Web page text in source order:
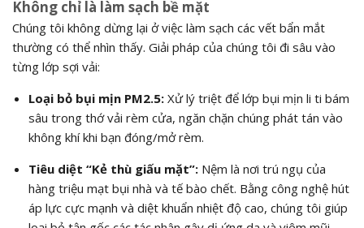
Không chỉ là làm sạch bề mặt
Chúng tôi không dừng lại ở việc làm sạch các vết bẩn mắt
thường có thể nhìn thấy. Giải pháp của chúng tôi đi sâu vào
từng lớp sợi vải:
Loại bỏ bụi mịn PM2.5:Xử lý triệt để lớp bụi mịn li ti bám
sâu trong thớ vải rèm cửa, ngăn chặn chúng phát tán vào
không khí khi bạn đóng/mở rèm.
Tiêu diệt “Kẻ thù giấu mặt”:Nệm là nơi trú ngụ của
hàng triệu mạt bụi nhà và tế bào chết. Bằng công nghệ hút
áp lực cực mạnh và diệt khuẩn nhiệt độ cao, chúng tôi giúp